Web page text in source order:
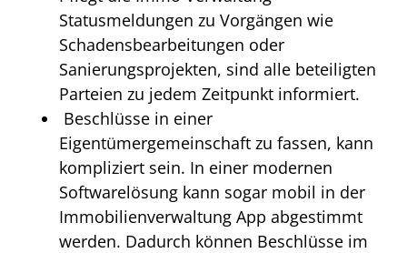
Statusmeldungen zu Vorgängen wie
Schadensbearbeitungen oder
Sanierungsprojekten, sind alle beteiligten
Parteien zu jedem Zeitpunkt informiert.
Beschlüsse in einer
Eigentümergemeinschaft zu fassen, kann
kompliziert sein. In einer modernen
Softwarelösung kann sogar mobil in der
Immobilienverwaltung App abgestimmt
werden. Dadurch können Beschlüsse im